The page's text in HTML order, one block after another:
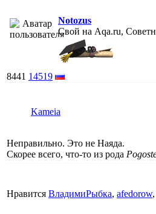
Notozus
Свой на Aqa.ru,
8441 14519
Kameia
Неправильно. Это не Наяда.
Скорее всего, что-то из рода
Нравится ВладимиРыбка, afedorow,